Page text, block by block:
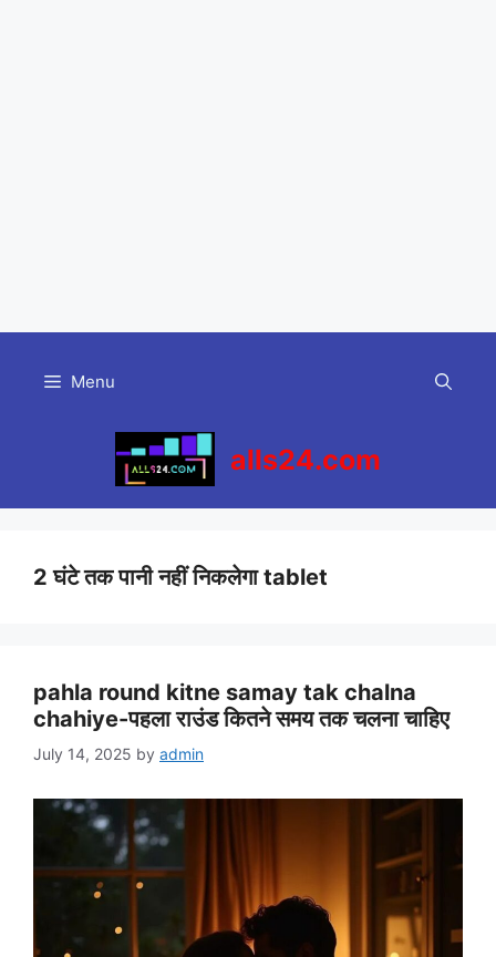
content
Menu
alls24.com
2 घंटे तक पानी नहीं निकलेगा tablet
pahla round kitne samay tak chalna
chahiye-पहला राउंड कितने समय तक चलना चाहिए
July 14, 2025 by admin